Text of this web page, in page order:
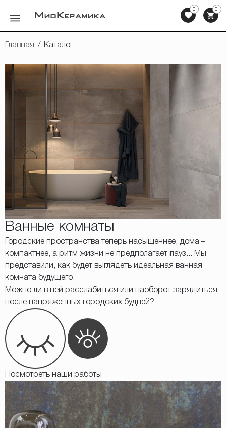
Керамическая плитка
Напольная плитка
Сопутствующие товары
Мебель для ванных комнат
Сантехника
0 0
Главная / Каталог
Ванные комнаты
Городские пространства теперь насыщеннее, дома –
компактнее, а ритм жизни не предполагает пауз... Мы
представили, как будет выглядеть идеальная ванная
комната будущего.
Можно ли в ней расслабиться или наоборот зарядиться
после напряженных городских будней?
Посмотреть наши работы